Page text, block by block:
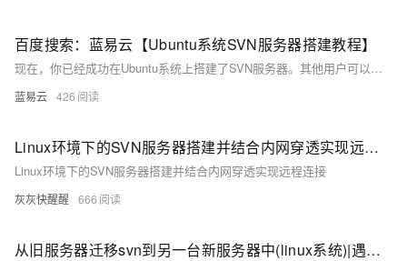
百度搜索：蓝易云【Ubuntu系统SVN服务器搭建教程】
现在，你已经成功在Ubuntu系统上搭建了SVN服务器。其他用户可以通过SVN客户端连接到你的SVN服务器，进行代码版本管理和协作开发。注意，为了安全起见，建议配置SSL加密以保护数据传输。
蓝易云 426
Linux环境下的SVN服务器搭建并结合内网穿透实现远程连接
Linux环境下的SVN服务器搭建并结合内网穿透实现远程连接
灰灰快醒醒 666
从旧服务器迁移svn到另一台新服务器中(linux系统)|遇到诸多坑，已解决